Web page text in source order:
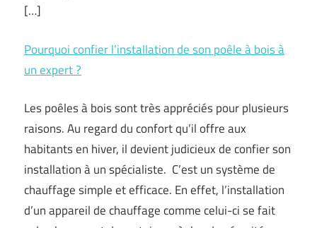
[…]
Pourquoi confier l’installation de son poêle à bois à
un expert ?
Les poêles à bois sont très appréciés pour plusieurs
raisons. Au regard du confort qu’il offre aux
habitants en hiver, il devient judicieux de confier son
installation à un spécialiste. C’est un système de
chauffage simple et efficace. En effet, l’installation
d’un appareil de chauffage comme celui-ci se fait